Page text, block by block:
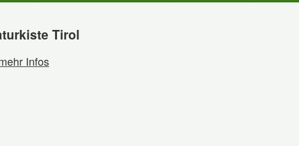
Tirol
Infos